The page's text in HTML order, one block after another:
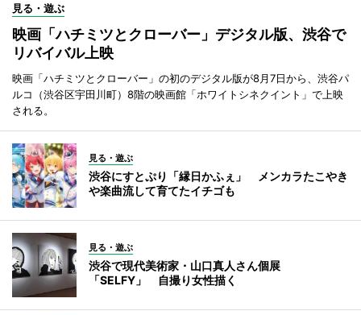
見る・遊ぶ
映画「ハチミツとクローバー」デジタル版、渋谷で
リバイバル上映
映画「ハチミツとクローバー」の初のデジタル版が8月7日から、渋谷パ
ルコ（渋谷区宇田川町）8階の映画館「ホワイトシネクイント」で上映
される。
見る・遊ぶ
渋谷にすとぷり「縁日かふぇ」 メンカラたこやき
や楽曲流して育てたイチゴも
見る・遊ぶ
渋谷で現代美術家・山口真人さん個展
「SELFY」 自撮り女性描く